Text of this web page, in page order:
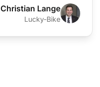
Christian Lange
Lucky-Bike